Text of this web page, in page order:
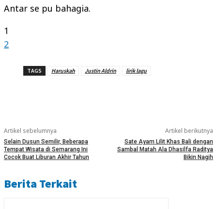
Antar se pu bahagia.
1
2
TAGS Haruskah Justin Aldrin lirik lagu
Artikel sebelumnya
Selain Dusun Semilir, Beberapa
Tempat Wisata di Semarang Ini
Cocok Buat Liburan Akhir Tahun
Artikel berikutnya
Sate Ayam Lilit Khas Bali dengan
Sambal Matah Ala Dhasilfa Raditya
Bikin Nagih
Berita Terkait